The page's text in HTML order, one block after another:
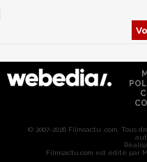
© 2007-2026 Filmsactu .com. Tous
Filmsactu .com est édité par